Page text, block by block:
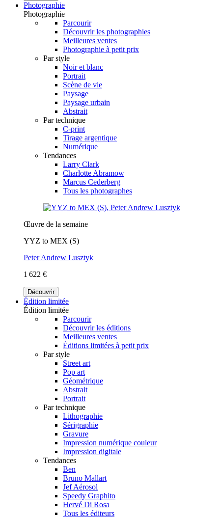
Photographie
Photographie
Parcourir
Découvrir les photographies
Meilleures ventes
Photographie à petit prix
Par style
Noir et blanc
Portrait
Scène de vie
Paysage
Paysage urbain
Abstrait
Par technique
C-print
Tirage argentique
Numérique
Tendances
Larry Clark
Charlotte Abramow
Marcus Cederberg
Tous les photographes
Œuvre de la semaine
YYZ to MEX (S)
Peter Andrew Lusztyk
1 622 €
Découvrir
Édition limitée
Édition limitée
Parcourir
Découvrir les éditions
Meilleures ventes
Éditions limitées à petit prix
Par style
Street art
Pop art
Géométrique
Abstrait
Portrait
Par technique
Lithographie
Sérigraphie
Gravure
Impression numérique couleur
Impression digitale
Tendances
Ben
Bruno Mallart
Jef Aérosol
Speedy Graphito
Hervé Di Rosa
Tous les éditeurs